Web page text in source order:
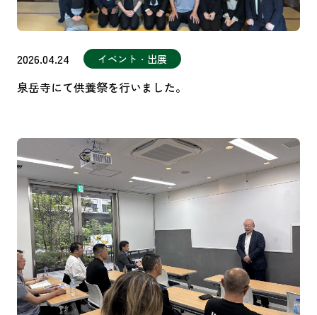
2026.04.24 イベント・出展
泉岳寺にて供養祭を行いました。